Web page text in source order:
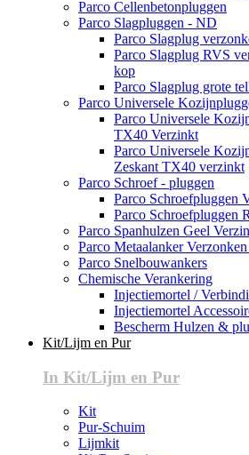
Parco Cellenbetonpluggen
Parco Slagpluggen - ND
Parco Slagplug
Parco Slagplug RVS
kop
Parco Slagplug grote
Parco Universele
Parco Universele
TX40 Verzinkt
Parco Universele
Zeskant TX40 verzinkt
Parco Schroef - pluggen
Parco Schroefpluggen
Parco Schroefpluggen
Parco Spanhulzen Geel
Parco Metaalanker
Parco Snelbouwankers
Chemische Verankering
Injectiemortel /
Injectiemortel
Bescherm Hulzen &
Kit/Lijm en Pur
In Kit/Lijm en Pur
Kit
Pur-Schuim
Lijmkit